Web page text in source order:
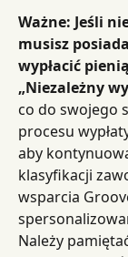
Ważne: Jeśli
musisz
wypłacić
„Niezależny
co do swojego
procesu
aby
klasyfikacji
wsparcia
Należy